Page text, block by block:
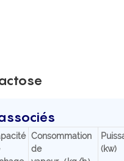
Consommation
de
(kw)